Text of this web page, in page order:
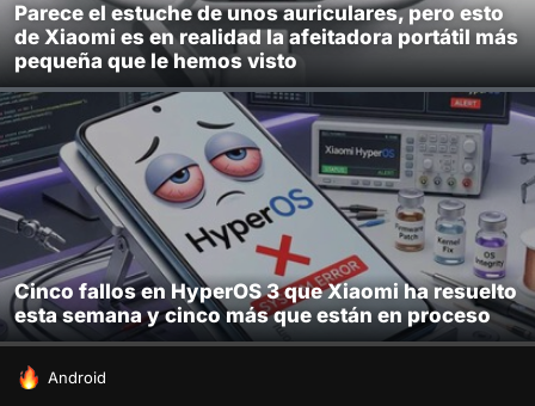
Parece el estuche de unos auriculares, pero esto
de Xiaomi es en realidad la afeitadora portátil más
pequeña que le hemos visto
Cinco fallos en HyperOS 3 que Xiaomi ha resuelto
esta semana y cinco más que están en proceso
HOY SE HABLA DE
Android